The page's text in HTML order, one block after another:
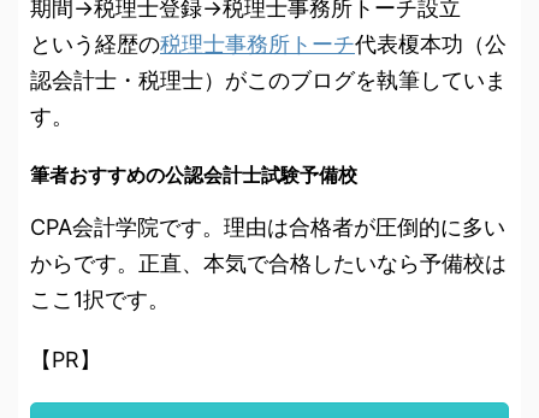
期間→税理士登録→税理士事務所トーチ設立
という経歴の税理士事務所トーチ代表榎本功（公
認会計士・税理士）がこのブログを執筆していま
す。
筆者おすすめの公認会計士試験予備校
CPA会計学院です。理由は合格者が圧倒的に多い
からです。正直、本気で合格したいなら予備校は
ここ1択です。
【PR】